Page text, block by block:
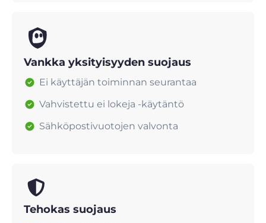
Vankka yksityisyyden suojaus
Ei käyttäjän toiminnan seurantaa
Vahvistettu ei lokeja -käytäntö
Sähköpostivuotojen valvonta
Tehokas suojaus